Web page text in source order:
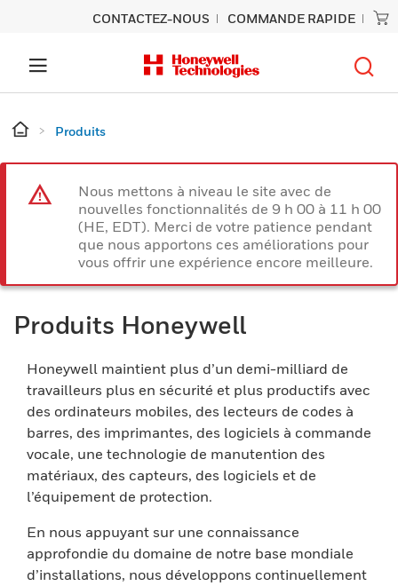
CONTACTEZ-NOUS COMMANDE RAPIDE
Produits
Nous mettons à niveau le site avec de
nouvelles fonctionnalités de 9 h 00 à 11 h 00
(HE, EDT). Merci de votre patience pendant
que nous apportons ces améliorations pour
vous offrir une expérience encore meilleure.
Produits Honeywell
Honeywell maintient plus d’un demi-milliard de
travailleurs plus en sécurité et plus productifs avec
des ordinateurs mobiles, des lecteurs de codes à
barres, des imprimantes, des logiciels à commande
vocale, une technologie de manutention des
matériaux, des capteurs, des logiciels et de
l’équipement de protection.
En nous appuyant sur une connaissance
approfondie du domaine de notre base mondiale
d’installations, nous développons continuellement